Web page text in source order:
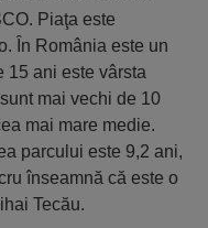
Piaţa este
În România este un
15 ani este vârsta
mai vechi de 10
mai mare medie.
parcului este 9,2 ani,
înseamnă că este o
Tecău.